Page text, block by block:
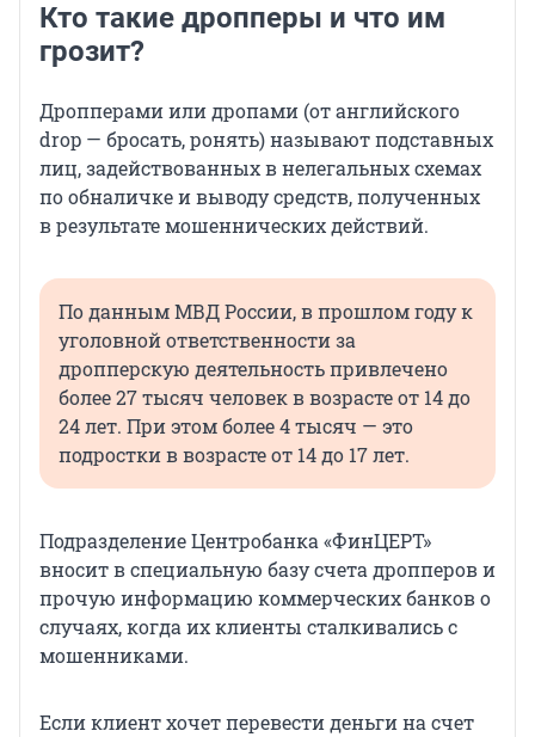
Кто такие дропперы и что им
грозит?
Дропперами или дропами (от английского
drop — бросать, ронять) называют подставных
лиц, задействованных в нелегальных схемах
по обналичке и выводу средств, полученных
в результате мошеннических действий.
По данным МВД России, в прошлом году к
уголовной ответственности за
дропперскую деятельность привлечено
более 27 тысяч человек в возрасте от 14 до
24 лет. При этом более 4 тысяч — это
подростки в возрасте от 14 до 17 лет.
Подразделение Центробанка «ФинЦЕРТ»
вносит в специальную базу счета дропперов и
прочую информацию коммерческих банков о
случаях, когда их клиенты сталкивались с
мошенниками.
Если клиент хочет перевести деньги на счет